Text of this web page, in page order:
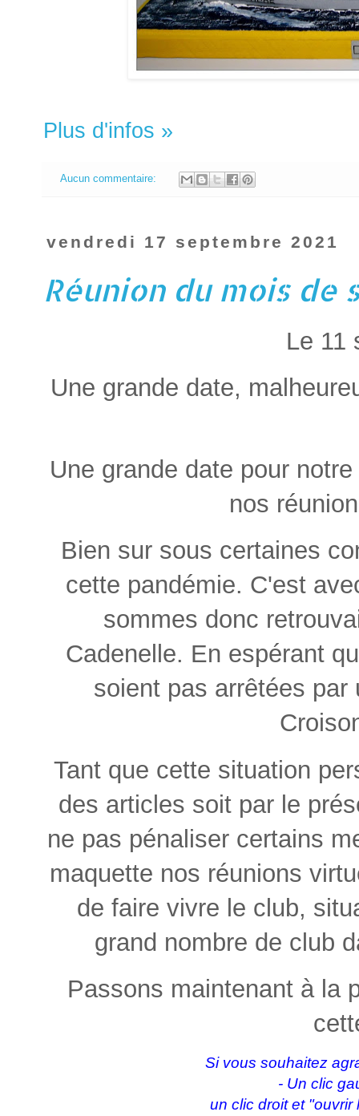
Plus d'infos »
Aucun commentaire:
vendredi 17 septembre 2021
Réunion du mois de
Le 11
Une grande date,
Une grande date pour
nos
Bien sur sous certaines
cette pandémie. C'est
sommes donc
Cadenelle. En espérant
soient pas arrêtées par
Tant que cette situation
des articles soit par le
ne pas pénaliser certains
maquette nos réunions
de faire vivre le club,
grand nombre de club
Passons maintenant à la
Si vous souhaitez
- Un clic
un clic droit et